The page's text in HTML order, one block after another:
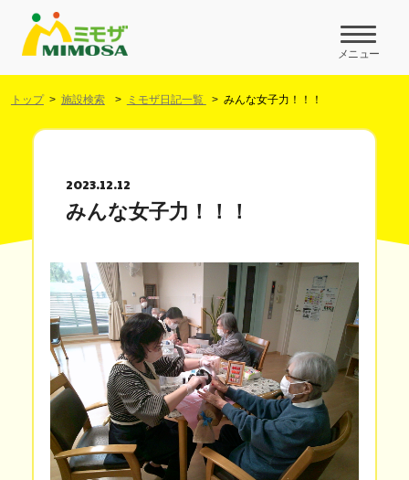
メニュー
トップ 施設検索 ミモザ日記一覧 みんな女子力！！！
2023.12.12
みんな女子力！！！